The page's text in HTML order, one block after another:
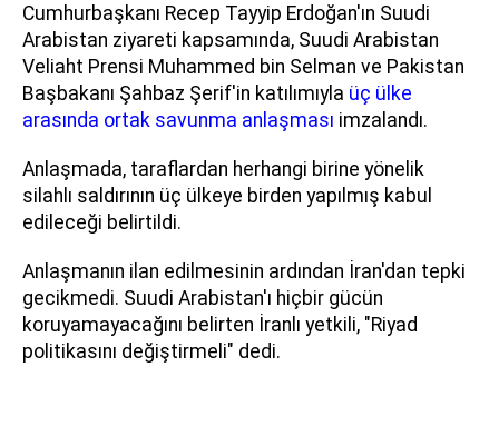
Cumhurbaşkanı Recep Tayyip Erdoğan'ın Suudi
Arabistan ziyareti kapsamında, Suudi Arabistan
Veliaht Prensi Muhammed bin Selman ve Pakistan
Başbakanı Şahbaz Şerif'in katılımıyla üç ülke
arasında ortak savunma anlaşması imzalandı.
Anlaşmada, taraflardan herhangi birine yönelik
silahlı saldırının üç ülkeye birden yapılmış kabul
edileceği belirtildi.
Anlaşmanın ilan edilmesinin ardından İran'dan tepki
gecikmedi. Suudi Arabistan'ı hiçbir gücün
koruyamayacağını belirten İranlı yetkili, "Riyad
politikasını değiştirmeli" dedi.